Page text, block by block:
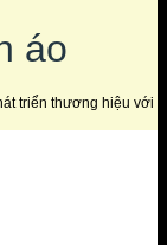
áo
triển thương hiệu với